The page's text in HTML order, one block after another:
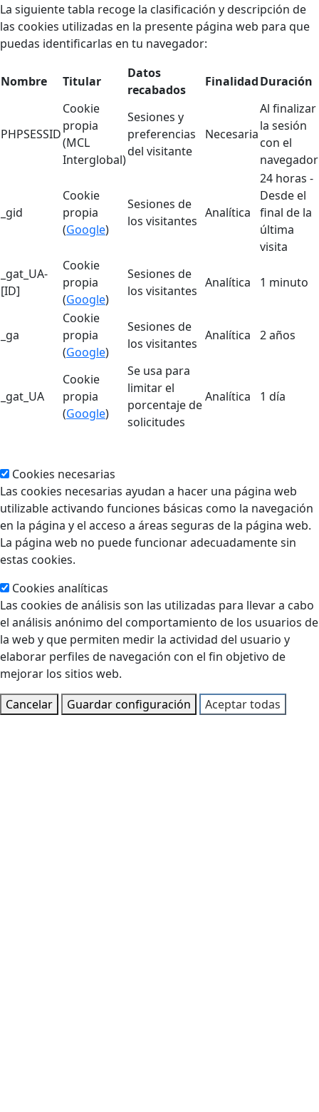
La siguiente tabla recoge la clasificación y descripción de
las cookies utilizadas en la presente página web para que
puedas identificarlas en tu navegador:
Nombre Titular
Datos
recabados
FinalidadDuración
PHPSESSID
Cookie
propia
(MCL
Interglobal)
Sesiones y
preferencias
del visitante
Necesaria
Al finalizar
la sesión
con el
navegador
_gid
Cookie
propia
(Google)
Sesiones de
los visitantes
Analítica
24 horas -
Desde el
final de la
última
visita
_gat_UA-
[ID]
Cookie
propia
(Google)
Sesiones de
los visitantes
Analítica 1 minuto
_ga
Cookie
propia
(Google)
Sesiones de
los visitantes
Analítica 2 años
_gat_UA
Cookie
propia
(Google)
Se usa para
limitar el
porcentaje de
solicitudes
Analítica 1 día
Cookies necesarias
Las cookies necesarias ayudan a hacer una página web
utilizable activando funciones básicas como la navegación
en la página y el acceso a áreas seguras de la página web.
La página web no puede funcionar adecuadamente sin
estas cookies.
Cookies analíticas
Las cookies de análisis son las utilizadas para llevar a cabo
el análisis anónimo del comportamiento de los usuarios de
la web y que permiten medir la actividad del usuario y
elaborar perfiles de navegación con el fin objetivo de
mejorar los sitios web.
Cancelar
Guardar configuración Aceptar todas